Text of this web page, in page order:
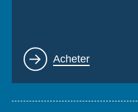
Lien
Acheter